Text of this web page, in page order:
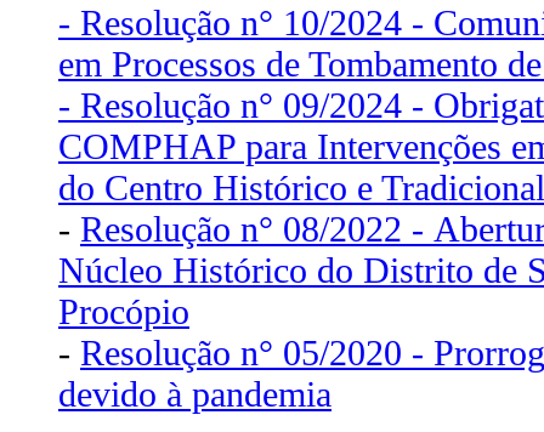
- Resolução n° 10/2024 -
em Processos de Tombamento
- Resolução n° 09/2024 -
COMPHAP para Intervenções
do Centro Histórico e Tradicional
- Resolução n° 08/2022 -
Núcleo Histórico do Distrito de
Procópio
- Resolução n° 05/2020 -
devido à pandemia